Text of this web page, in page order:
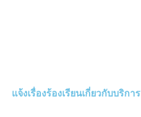
แจ้งเรื่องร้องเรียนเกี่ยวกับบริการ